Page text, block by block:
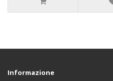
Informazione